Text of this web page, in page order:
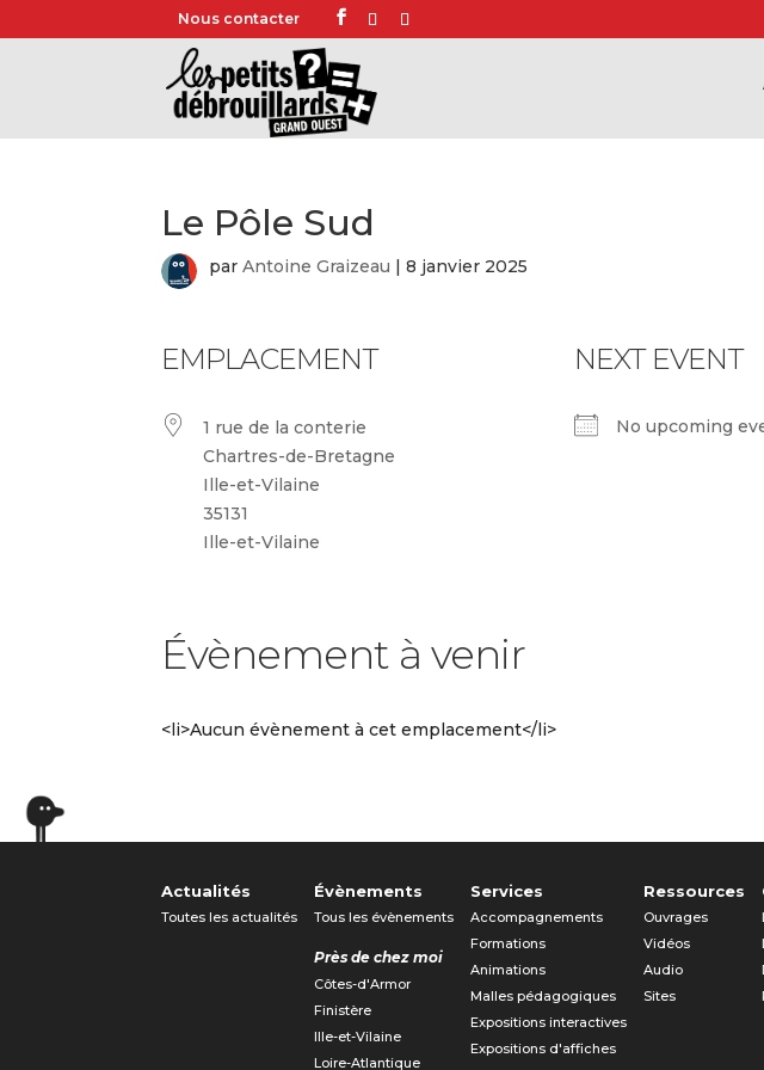
Nous contacter
Le Pôle Sud
par Antoine Graizeau | 8 janvier 2025
EMPLACEMENT
1 rue de la conterie
Chartres-de-Bretagne
Ille-et-Vilaine
35131
Ille-et-Vilaine
NEXT EVENT
No upcoming
Évènement à venir
<li>Aucun évènement à cet emplacement</li>
Actualités
Toutes les actualités
Évènements
Tous les évènements
Près de chez moi
Côtes-d'Armor
Finistère
Ille-et-Vilaine
Loire-Atlantique
Services
Accompagnements
Formations
Animations
Malles pédagogiques
Expositions interactives
Expositions d'affiches
Ressources
Ouvrages
Vidéos
Audio
Sites